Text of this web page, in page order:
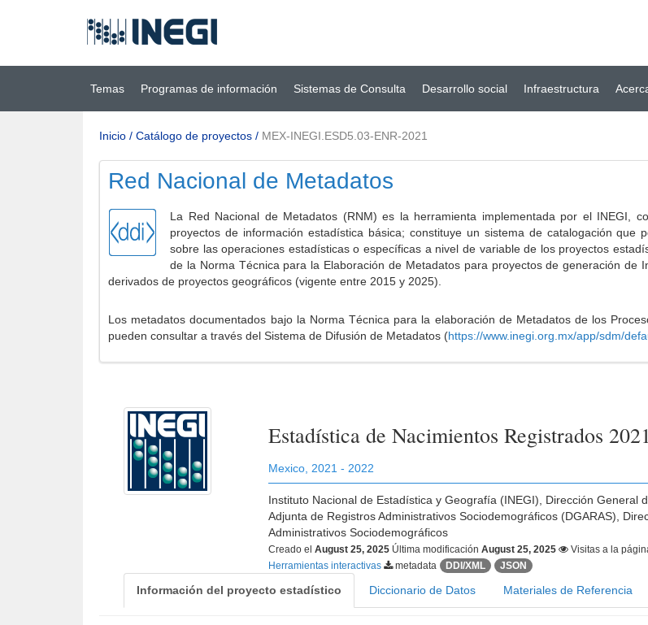
principal
(INEGI)
Temas Programas de información Sistemas de Consulta Desarrollo social Infraestructura
Inicio / Catálogo de proyectos / MEX-INEGI.ESD5.03-ENR-2021
Red Nacional de Metadatos
La Red Nacional de Metadatos (RNM) es la herramienta implementada por el INEGI,
proyectos de información estadística básica; constituye un sistema de catalogación
sobre las operaciones estadísticas o específicas a nivel de variable de los proyectos
de la Norma Técnica para la Elaboración de Metadatos para proyectos de generación de
derivados de proyectos geográficos (vigente entre 2015 y 2025).
Los metadatos documentados bajo la Norma Técnica para la elaboración de Metadatos de los
pueden consultar a través del Sistema de Difusión de Metadatos (https://www.inegi.org.mx/app/sdm/
Estadística de Nacimientos Registrados 2021
Mexico 2021 - 2022
Instituto Nacional de Estadística y Geografía (INEGI), Dirección General
Adjunta de Registros Administrativos Sociodemográficos (DGARAS),
Administrativos Sociodemográficos
Creado elAugust 25, 2025 Última modificaciónAugust 25, 2025 Visitas a la
Herramientas interactivas
metadata DDI/XML JSON
Información del proyecto estadístico Diccionario de Datos Materiales de Referencia